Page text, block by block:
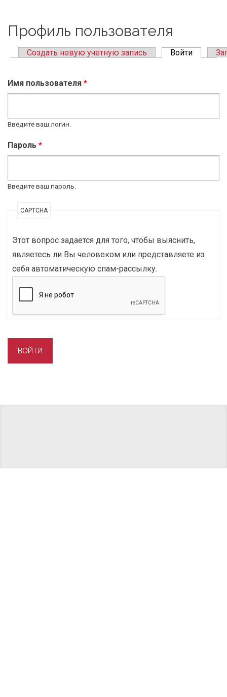
Профиль пользователя
Создать новую учетную запись Войти (active
Имя пользователя *
Введите ваш логин.
Пароль *
Введите ваш пароль.
CAPTCHA
Этот вопрос задается для того, чтобы выяснить,
являетесь ли Вы человеком или представляете из
себя автоматическую спам-рассылку.